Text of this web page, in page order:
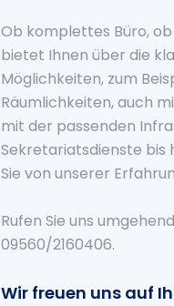
Ob komplettes Büro,
bietet Ihnen über die
Möglichkeiten, zum
Räumlichkeiten, auch
mit der passenden
Sekretariatsdienste bis
Sie von unserer
Rufen Sie uns
09560/2160406.
Wir freuen uns auf